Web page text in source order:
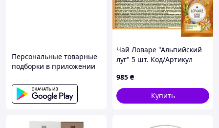
Персональные товарные
подборки в приложении
Чай Ловаре "Альпийский
луг" 5 шт. Код/Артикул
985 ₴
Купить